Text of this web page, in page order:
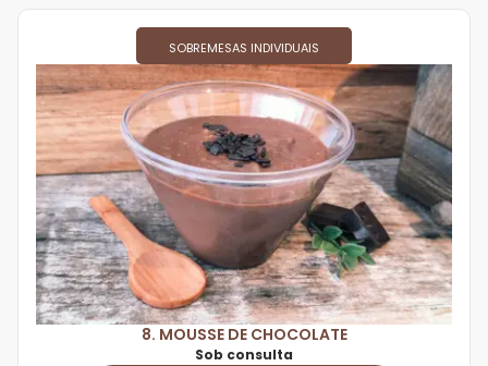
SOBREMESAS INDIVIDUAIS
8. MOUSSE DE CHOCOLATE
Sob consulta